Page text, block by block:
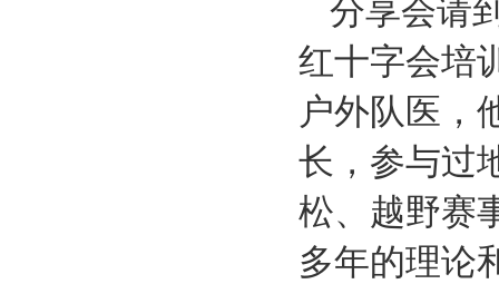
分享会请
红十字会培
户外队医 ，
长，参与过
松、越野赛
多年的理论